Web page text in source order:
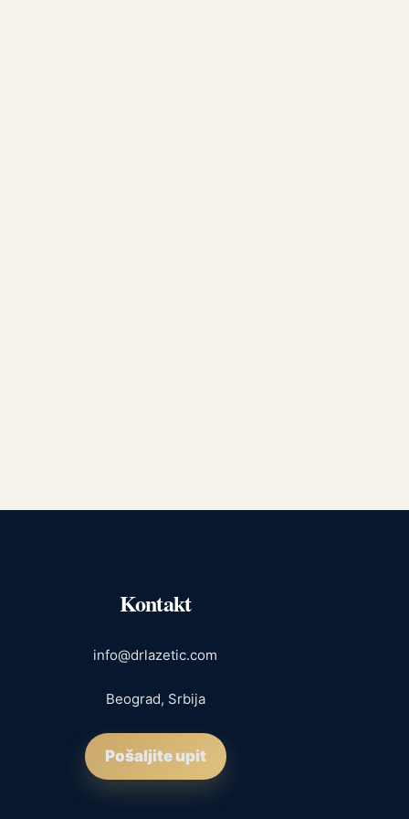
Kontakt
info@drlazetic.com
Beograd, Srbija
Pošaljite upit